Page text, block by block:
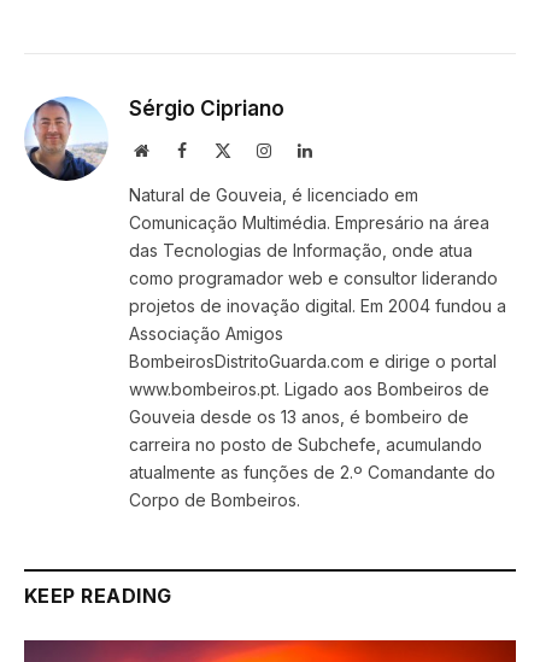
Sérgio Cipriano
WebsiteFacebook InstagramLinkedIn
Natural de Gouveia, é licenciado em
Comunicação Multimédia. Empresário na área
das Tecnologias de Informação, onde atua
como programador web e consultor liderando
projetos de inovação digital. Em 2004 fundou a
Associação Amigos
BombeirosDistritoGuarda.com e dirige o portal
www.bombeiros.pt. Ligado aos Bombeiros de
Gouveia desde os 13 anos, é bombeiro de
carreira no posto de Subchefe, acumulando
atualmente as funções de 2.º Comandante do
Corpo de Bombeiros.
KEEP READING